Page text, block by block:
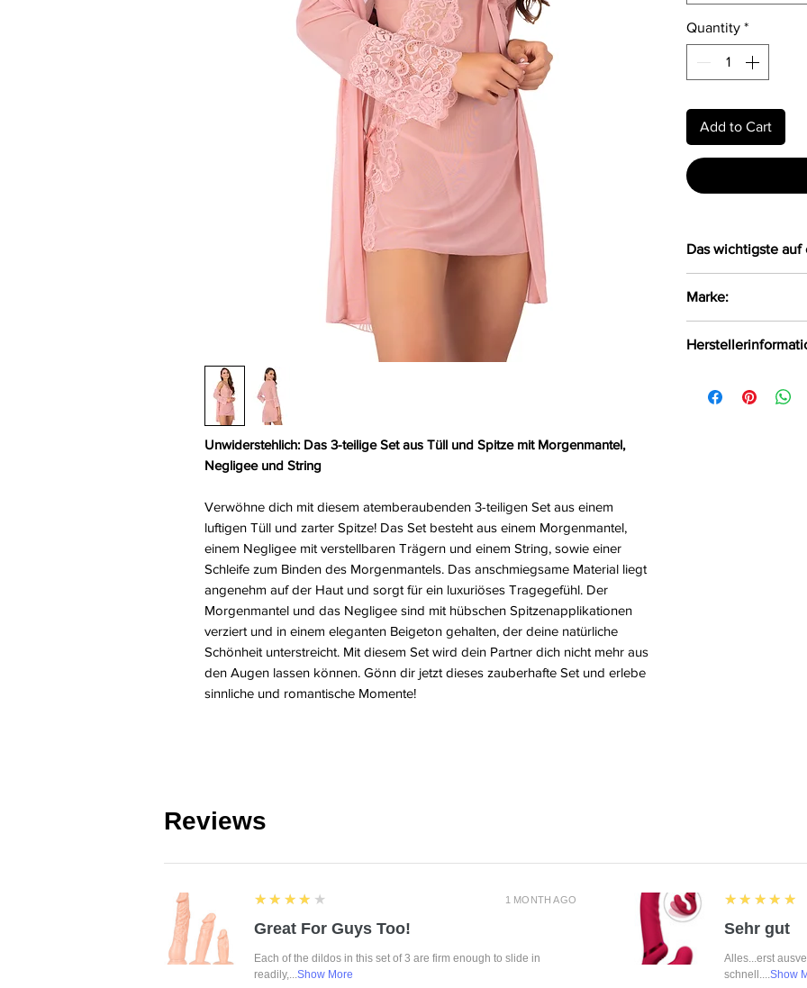
Unwiderstehlich: Das 3-teilige Set aus Tüll und Spitze mit Morgenmantel,
Negligee und String
Verwöhne dich mit diesem atemberaubenden 3-teiligen Set aus einem
luftigen Tüll und zarter Spitze! Das Set besteht aus einem Morgenmantel,
einem Negligee mit verstellbaren Trägern und einem String, sowie einer
Schleife zum Binden des Morgenmantels. Das anschmiegsame Material liegt
angenehm auf der Haut und sorgt für ein luxuriöses Tragegefühl. Der
Morgenmantel und das Negligee sind mit hübschen Spitzenapplikationen
verziert und in einem eleganten Beigeton gehalten, der deine natürliche
Schönheit unterstreicht. Mit diesem Set wird dein Partner dich nicht mehr aus
den Augen lassen können. Gönn dir jetzt dieses zauberhafte Set und erlebe
sinnliche und romantische Momente!
Quantity *
Add to Cart
Das wichtigste auf
Tüll und zarter
Das Set
einem
des
Marke:
Polen, 75-847
Reviews
1 MONTH AGO
4
★★★★★
Great For Guys Too!
Each of the dildos in this set of 3 are firm enough to slide in
readily,...Show More
5
★★★★★
Sehr gut
Alles...erst
schnell....Show